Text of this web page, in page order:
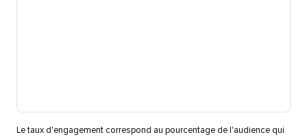
Le taux d'engagement correspond au pourcentage de l'audience qui